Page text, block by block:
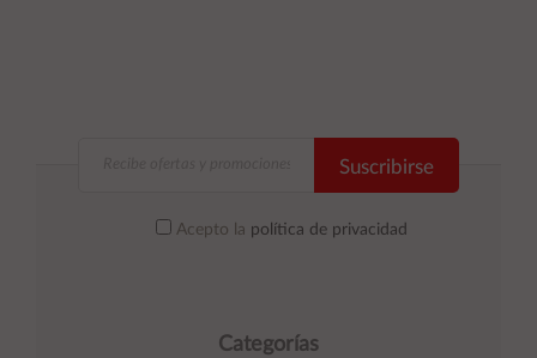
Suscribirse
Acepto la política de privacidad
Categorías